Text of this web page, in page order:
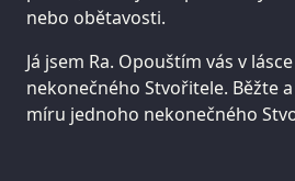
nebo obětavosti.
Já jsem Ra. Opouštím vás v
nekonečného Stvořitele. Běžte
míru jednoho nekonečného